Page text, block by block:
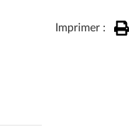
Imprimer :